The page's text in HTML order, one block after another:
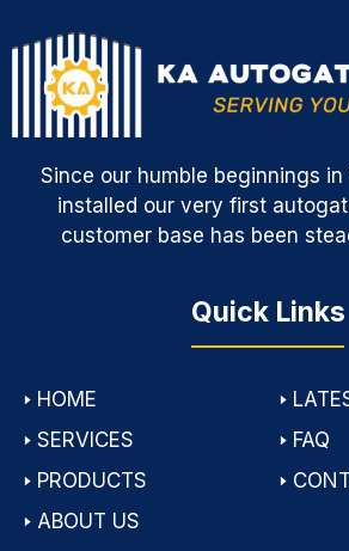
Since our humble beginnings
installed our very first
customer base has been
Quick Links
🢒 HOME
🢒 SERVICES
🢒 PRODUCTS
🢒 ABOUT US
🢒
🢒 FAQ
🢒